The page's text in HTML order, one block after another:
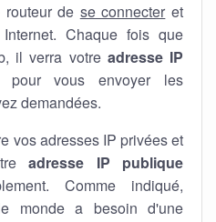
de se connecter et
Chaque fois que
il verra votre adresse IP
pour vous envoyer les
demandées.
vos adresses IP privées et
adresse IP publique
Comme indiqué,
monde a besoin d'une